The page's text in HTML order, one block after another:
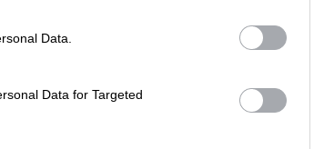
Data.
Data for Targeted
lo stile tradizionale della birra nella sua forma
puro o lo abbinano a luppoli e altri ingredienti
Tyrell ha affrontato il Berliner Weissen.
allo stile senza tempo combinandolo e
Weisse è prodotta utilizzando un processo di
fermentazione. Ceppi di lievito selezionati